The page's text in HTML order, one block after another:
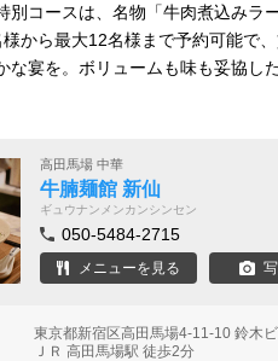
別コースは、名物「牛肉煮込みラ
から最大12名様まで予約可能で
な宴を。ボリュームも味も妥協し
高田馬場 中華
牛腩麺館 新仙
ギュウナンメンカンシンセン
050-5484-2715
メニューを見る
東京都新宿区高田馬場4-11-10 鈴木
ＪＲ 高田馬場駅 徒歩2分